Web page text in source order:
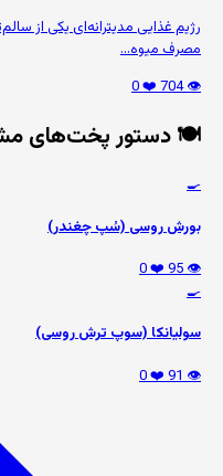
رژیم غذایی مدیترانه‌ای یکی از
مصرف میوه‌...
👁️ 704
❤️ 0
🍽️ دستور پخت‌های
🍳
بورش روسی (سُپ چغندر)
👁️ 95
❤️ 0
🍳
سولیانکا (سوپ ترش روسی)
👁️ 91
❤️ 0